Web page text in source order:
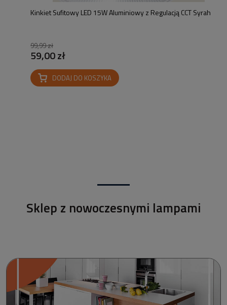
Kinkiet Sufitowy LED 15W Aluminiowy z Regulacją CCT Syrah
99,99 zł
59,00 zł
DODAJ DO KOSZYKA
Sklep z nowoczesnymi lampami